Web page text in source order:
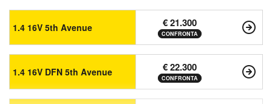
1.4 16V 5th Avenue € 21.300
CONFRONTA
1.4 16V DFN 5th Avenue € 22.300
CONFRONTA